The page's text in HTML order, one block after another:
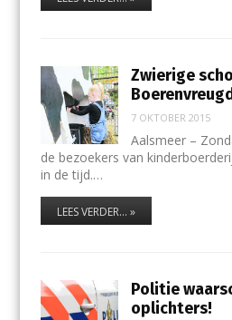
Zwierige
7 OKTOBER 2015
Aalsmeer –
de bezoekers van
in de tijd.…
LEES VERDER... »
Politie
oplichters!